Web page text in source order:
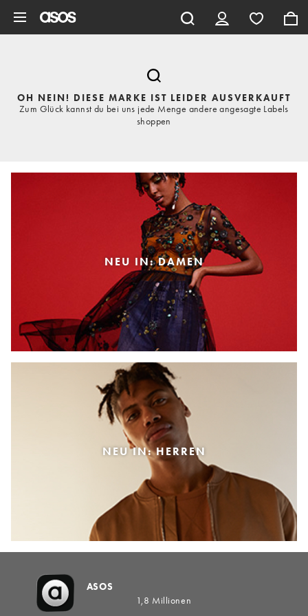
OH NEIN! DIESE MARKE IST LEIDER AUSVERKAUFT
Zum Glück kannst du bei uns jede Menge andere angesagte Labels
shoppen
NEU IN: DAMEN
NEU IN: HERREN
ASOS
1,8 Millionen